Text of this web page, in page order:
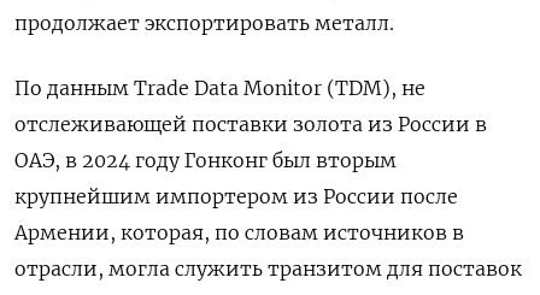
продолжает экспортировать металл.
По данным Trade Data Monitor (TDM), не
отслеживающей поставки золота из России в
ОАЭ, в 2024 году Гонконг был вторым
крупнейшим импортером из России после
Армении, которая, по словам источников в
отрасли, могла служить транзитом для поставок